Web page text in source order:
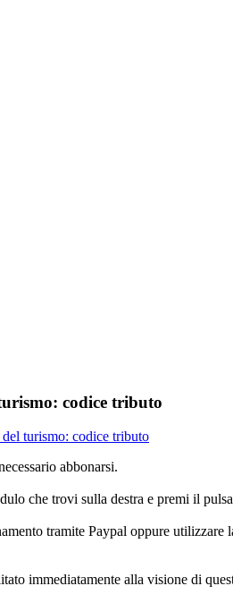
codice tributo
turismo: codice tributo
abbonarsi.
che trovi sulla destra e premi il
tramite Paypal oppure
immediatamente alla visione di